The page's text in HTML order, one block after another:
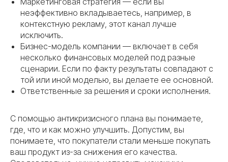
неэффективно вкладываетесь, например, в
контекстную рекламу, этот канал лучше
исключить.
Бизнес-модель компании — включает в себя
несколько финансовых моделей под разные
сценарии. Если по факту результаты совпадают с
той или иной моделью, вы делаете ее основной.
Ответственные за решения и сроки исполнения.
С помощью антикризисного плана вы понимаете,
где, что и как можно улучшить. Допустим, вы
понимаете, что покупатели стали меньше покупать
ваш продукт из-за снижения его качества.